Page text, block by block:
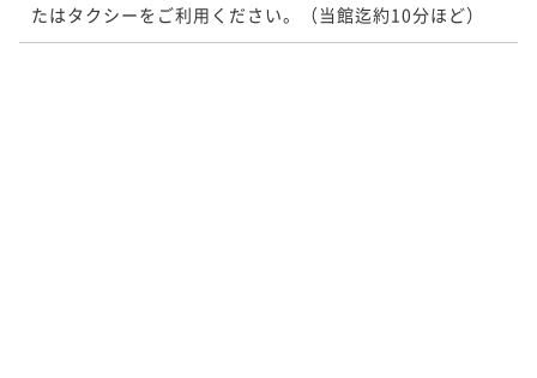
たはタクシーをご利用ください。（当館迄約10分ほど）